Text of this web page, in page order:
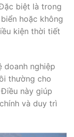
biệt là trong
hoặc không
kiện thời tiết
doanh nghiệp
thường cho
này giúp
và duy trì